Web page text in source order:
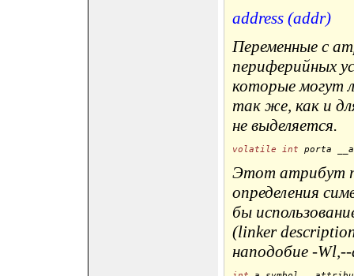
address (addr)
Переменные с
периферийных
которые могут
так же, как и
не выделяется.
volatile int porta
Этот атрибут
определения
бы
(linker
наподобие -